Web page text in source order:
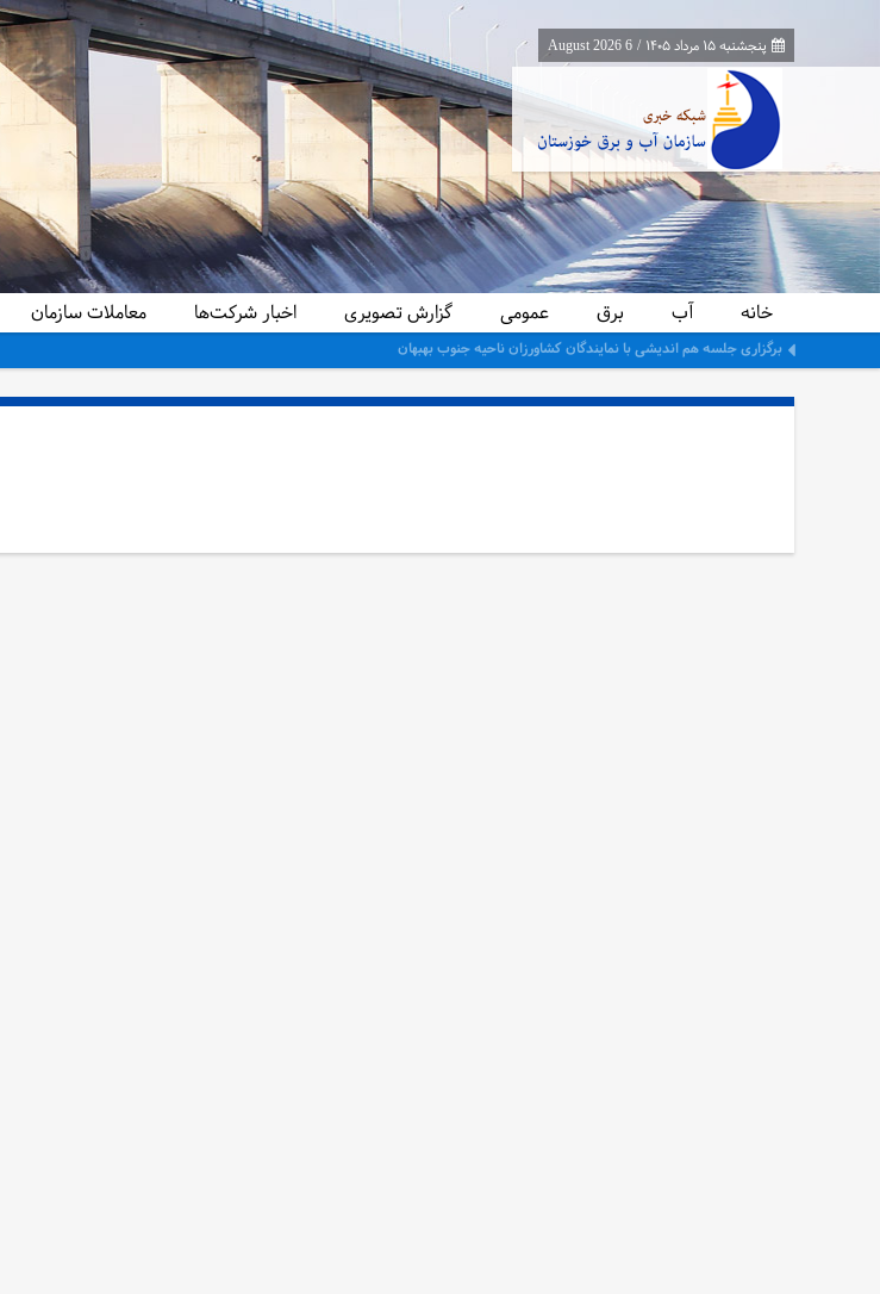
پنجشنبه ۱۵ مرداد ۱۴۰۵ /
6 August 2026
خانه آب برق عمومی گزارش تصویری اخبار شرکت‌ها معاملات سازمان
برگزاری جلسه هم اندیشی با نمایندگان کشاورزان ناحیه جنوب بهبهان